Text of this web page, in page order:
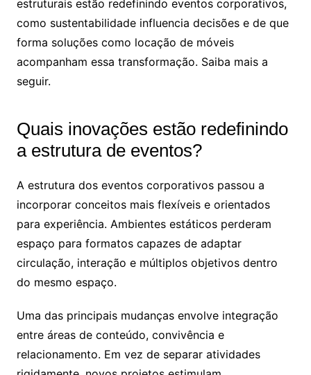
estruturais estão redefinindo eventos corporativos,
como sustentabilidade influencia decisões e de que
forma soluções como locação de móveis
acompanham essa transformação. Saiba mais a
seguir.
Quais inovações estão redefinindo
a estrutura de eventos?
A estrutura dos eventos corporativos passou a
incorporar conceitos mais flexíveis e orientados
para experiência. Ambientes estáticos perderam
espaço para formatos capazes de adaptar
circulação, interação e múltiplos objetivos dentro
do mesmo espaço.
Uma das principais mudanças envolve integração
entre áreas de conteúdo, convivência e
relacionamento. Em vez de separar atividades